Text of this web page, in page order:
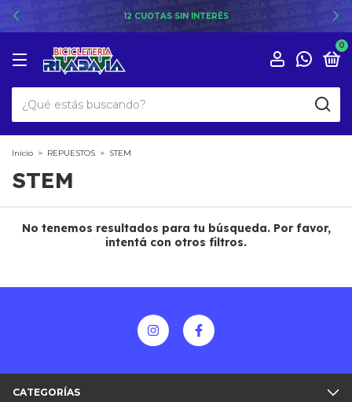
12 CUOTAS SIN INTERÉS
0
Inicio > REPUESTOS > STEM
STEM
No tenemos resultados para tu búsqueda. Por favor,
intentá con otros filtros.
CATEGORÍAS